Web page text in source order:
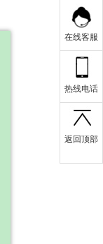
在线客服
热线电话
返回顶部